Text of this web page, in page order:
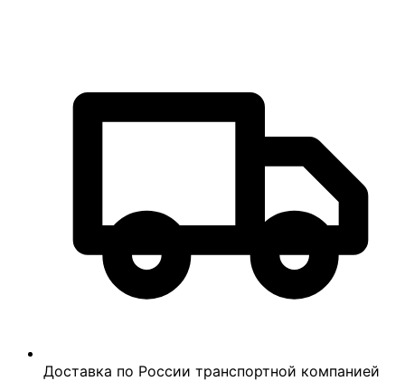
Доставка по России транспортной компанией